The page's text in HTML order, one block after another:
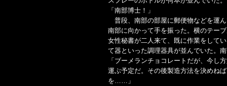
「南部博士！」
普段、南部の部屋に郵便物などを運
南部に向かって手を振った。横のテー
女性秘書が二人来て、既に作業をして
て器といった調理器具が並んでいた。
「ブーメランチョコレートだが、今し
運ぶ予定だ。その後製造方法を決めね
を……」